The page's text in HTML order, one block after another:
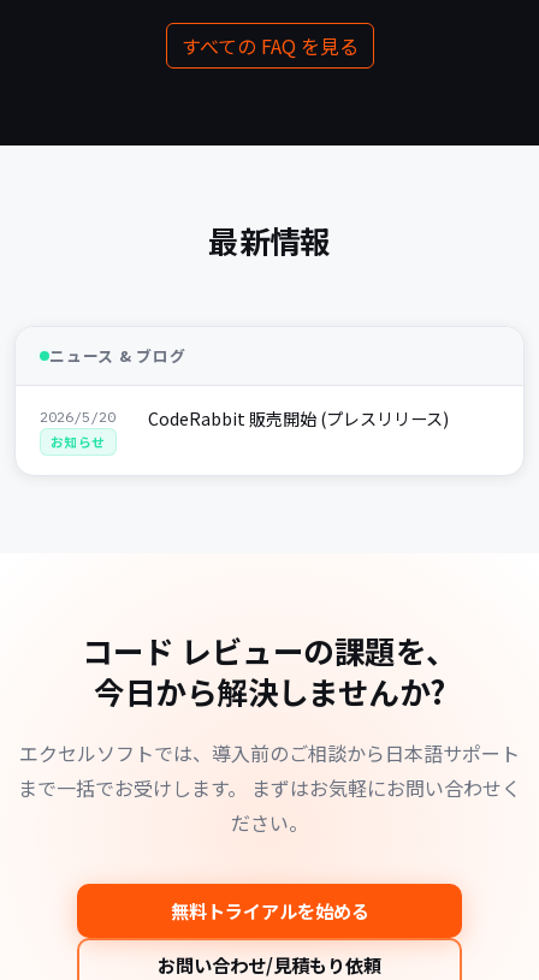
すべての FAQ を見る
最新情報
ニュース & ブログ
2026/5/20
お知らせ
CodeRabbit 販売開始 (プレスリリース)
コード レビューの課題を、
今日から解決しませんか?
エクセルソフトでは、導入前のご相談から日本語サポート
まで一括でお受けします。
まずはお気軽にお問い合わせく
ださい。
無料トライアルを始める
お問い合わせ/見積もり依頼